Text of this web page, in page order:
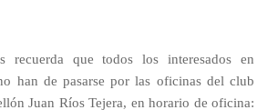
recuerda que todos los interesados en
han de pasarse por las oficinas del club
Juan Ríos Tejera, en horario de oficina: